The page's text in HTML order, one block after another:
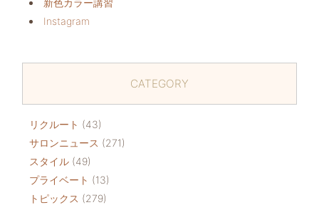
新色カラー講習
Instagram
CATEGORY
リクルート (43)
サロンニュース (271)
スタイル (49)
プライベート (13)
トピックス (279)